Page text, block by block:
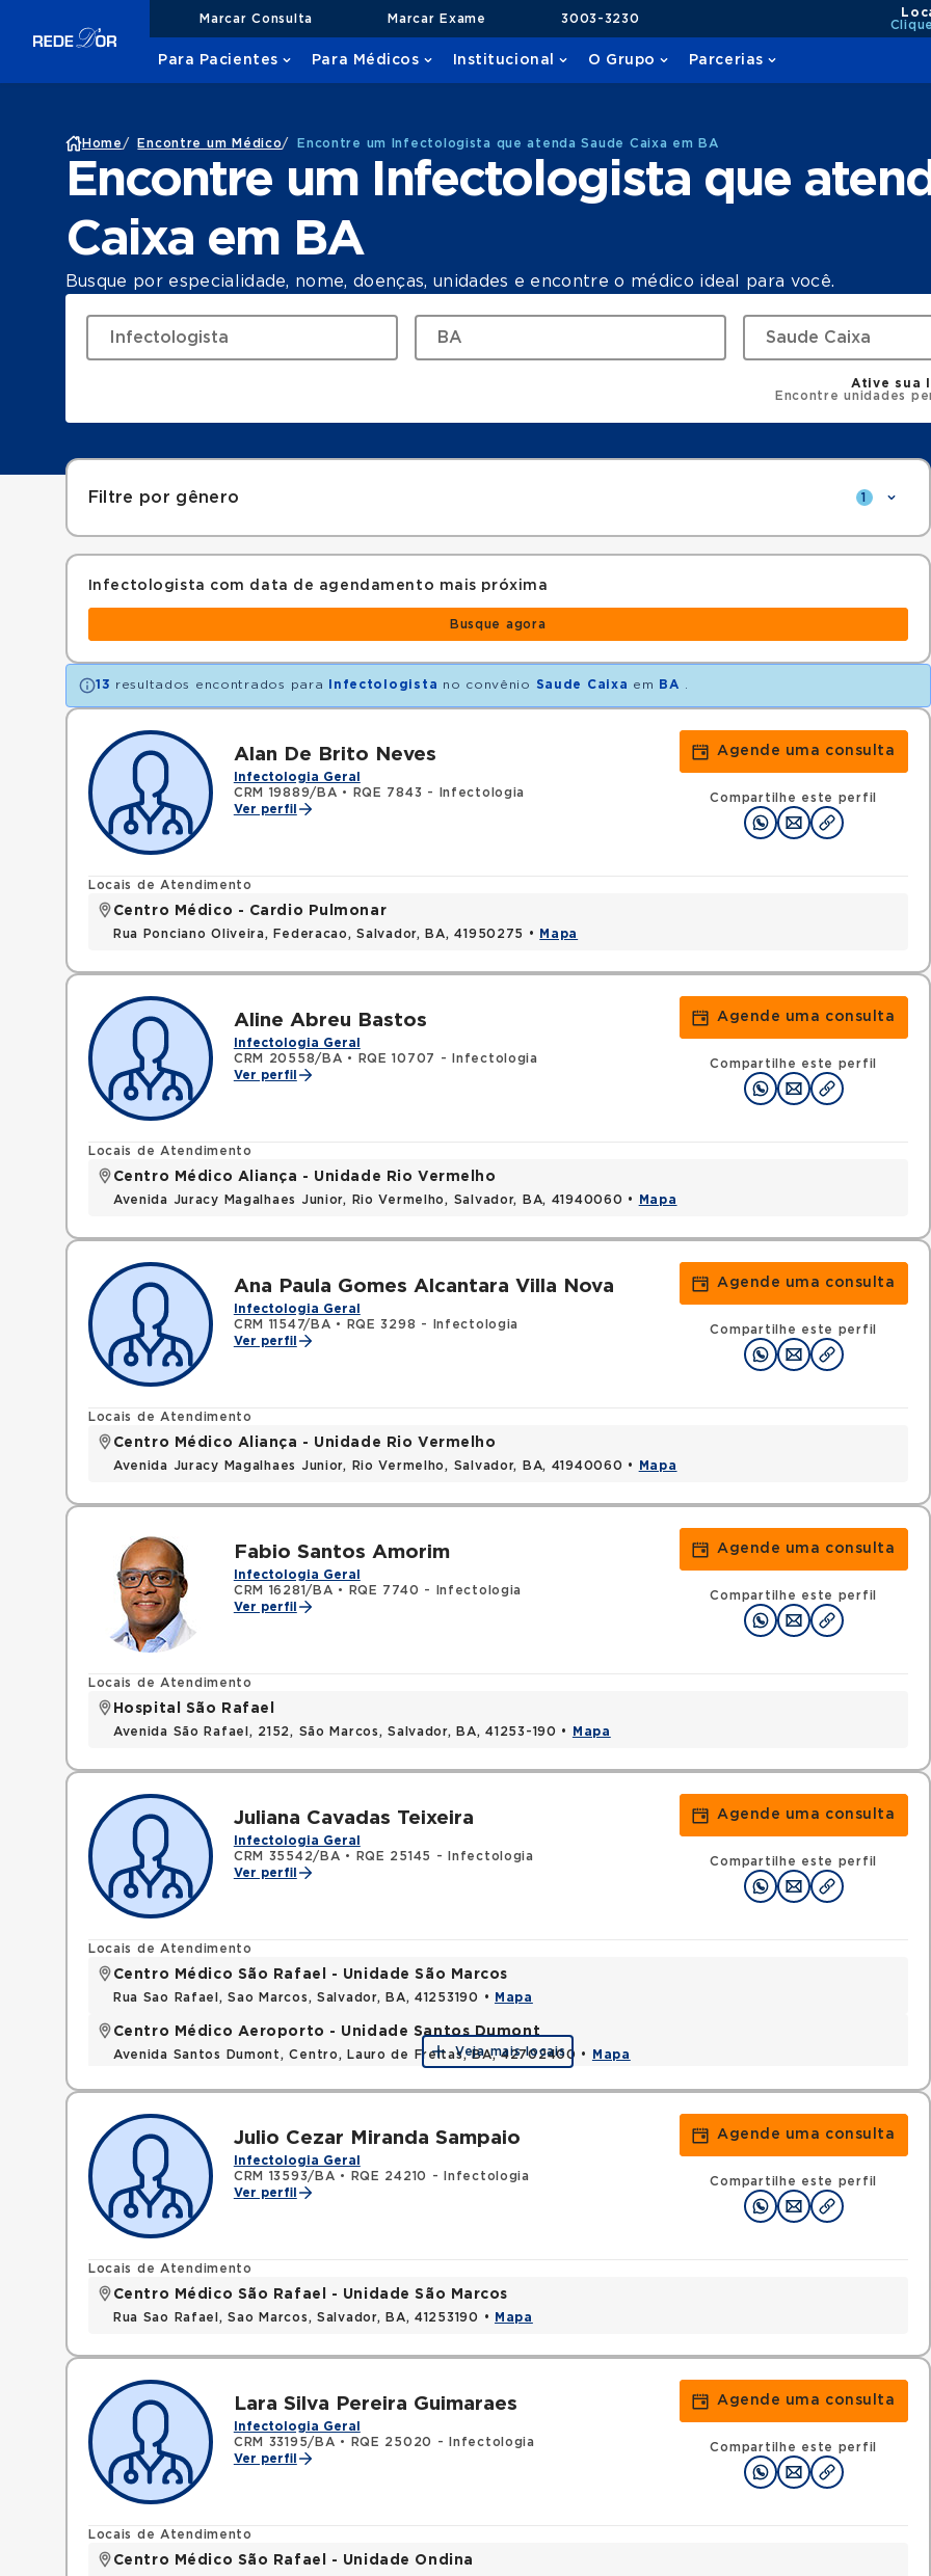
Marcar Consulta Marcar Exame 3003-3230
Para Pacientes Para Médicos Institucional O Grupo Parcerias
Home / Encontre um Médico/ Encontre um Infectologista que atenda Saude Caixa em BA
Encontre um Infectologista que
Caixa em BA
Busque por especialidade, nome, doenças, unidades e encontre o médico ideal para você.
Ative sua
Encontre unidades
Filtre por gênero 1
Infectologista com data de agendamento mais próxima
Busque agora
13 resultados encontrados para Infectologista no convênio Saude Caixa em BA
Alan De Brito Neves
Infectologia Geral
CRM 19889/BA •
RQE 7843 - Infectologia
Ver perfil
Agende uma consulta
Compartilhe este perfil
Locais de Atendimento
Centro Médico - Cardio Pulmonar
Rua Ponciano Oliveira, Federacao, Salvador, BA, 41950275 • Mapa
Aline Abreu Bastos
Infectologia Geral
CRM 20558/BA •
RQE 10707 - Infectologia
Ver perfil
Agende uma consulta
Compartilhe este perfil
Locais de Atendimento
Centro Médico Aliança - Unidade Rio Vermelho
Avenida Juracy Magalhaes Junior, Rio Vermelho, Salvador, BA, 41940060 • Mapa
Ana Paula Gomes Alcantara Villa Nova
Infectologia Geral
CRM 11547/BA •
RQE 3298 - Infectologia
Ver perfil
Agende uma consulta
Compartilhe este perfil
Locais de Atendimento
Centro Médico Aliança - Unidade Rio Vermelho
Avenida Juracy Magalhaes Junior, Rio Vermelho, Salvador, BA, 41940060 • Mapa
Fabio Santos Amorim
Infectologia Geral
CRM 16281/BA •
RQE 7740 - Infectologia
Ver perfil
Agende uma consulta
Compartilhe este perfil
Locais de Atendimento
Hospital São Rafael
Avenida São Rafael, 2152, São Marcos, Salvador, BA, 41253-190 • Mapa
Juliana Cavadas Teixeira
Infectologia Geral
CRM 35542/BA •
RQE 25145 - Infectologia
Ver perfil
Agende uma consulta
Compartilhe este perfil
Locais de Atendimento
Centro Médico São Rafael - Unidade São Marcos
Rua Sao Rafael, Sao Marcos, Salvador, BA, 41253190 • Mapa
Centro Médico Aeroporto - Unidade Santos Dumont
Avenida Santos Dumont, Centro, Lauro de Freitas, BA, 42702400 • Mapa
Veja mais locais
Julio Cezar Miranda Sampaio
Infectologia Geral
CRM 13593/BA •
RQE 24210 - Infectologia
Ver perfil
Agende uma consulta
Compartilhe este perfil
Locais de Atendimento
Centro Médico São Rafael - Unidade São Marcos
Rua Sao Rafael, Sao Marcos, Salvador, BA, 41253190 • Mapa
Lara Silva Pereira Guimaraes
Infectologia Geral
CRM 33195/BA •
RQE 25020 - Infectologia
Ver perfil
Agende uma consulta
Compartilhe este perfil
Locais de Atendimento
Centro Médico São Rafael - Unidade Ondina